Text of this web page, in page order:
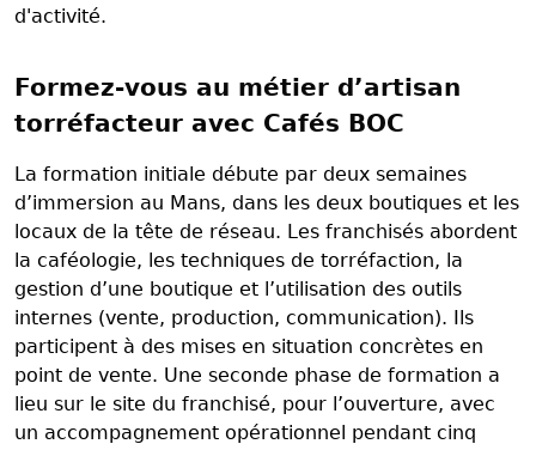
d'activité.
Formez-vous au métier d’artisan
torréfacteur avec Cafés BOC
La formation initiale débute par deux semaines
d’immersion au Mans, dans les deux boutiques et les
locaux de la tête de réseau. Les franchisés abordent
la caféologie, les techniques de torréfaction, la
gestion d’une boutique et l’utilisation des outils
internes (vente, production, communication). Ils
participent à des mises en situation concrètes en
point de vente. Une seconde phase de formation a
lieu sur le site du franchisé, pour l’ouverture, avec
un accompagnement opérationnel pendant cinq